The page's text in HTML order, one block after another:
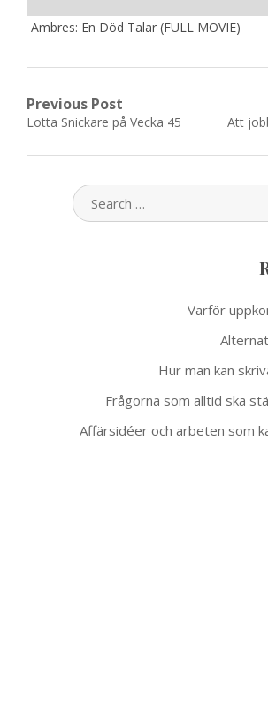
Ambres: En Död Talar (FULL MOVIE)
Post
navigation
Previous Post
Previous
Lotta Snickare på Vecka 45
Next
Att
SEARCH
FOR:
Varför
Hur man kan
Frågorna som alltid ska
Affärsidéer och arbeten som